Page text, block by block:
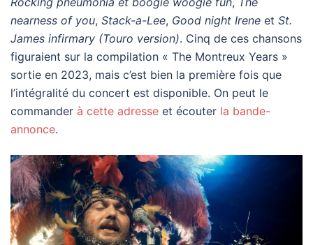
nearness of you, Stack-a-Lee, Good night Irene et St.
James infirmary (Touro version). Cinq de ces chansons
figuraient sur la compilation « The Montreux Years »
sortie en 2023, mais c’est bien la première fois que
l’intégralité du concert est disponible. On peut le
commander à cette adresse et écouter la bande-
annonce.